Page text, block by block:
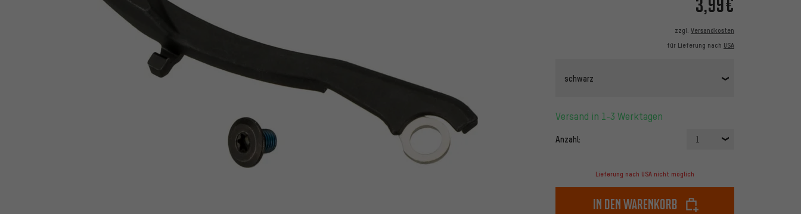
zzgl. Versandkosten
für Lieferung nach USA
schwarz
Versand in 1-3 Werktagen
Anzahl: 1
Lieferung nach USA nicht möglich
In den Warenkorb